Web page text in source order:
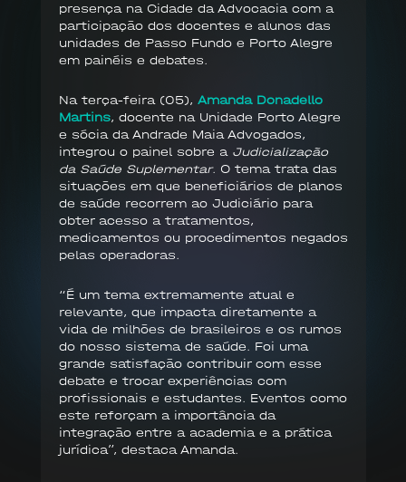
presença na Cidade da Advocacia com a
participação dos docentes e alunos das
unidades de Passo Fundo e Porto Alegre
em painéis e debates.
Na terça-feira (05), Amanda Donadello
Martins, docente na Unidade Porto Alegre
e sócia da Andrade Maia Advogados,
integrou o painel sobre a Judicialização
da Saúde Suplementar. O tema trata das
situações em que beneficiários de planos
de saúde recorrem ao Judiciário para
obter acesso a tratamentos,
medicamentos ou procedimentos negados
pelas operadoras.
“É um tema extremamente atual e
relevante, que impacta diretamente a
vida de milhões de brasileiros e os rumos
do nosso sistema de saúde. Foi uma
grande satisfação contribuir com esse
debate e trocar experiências com
profissionais e estudantes. Eventos como
este reforçam a importância da
integração entre a academia e a prática
jurídica”, destaca Amanda.